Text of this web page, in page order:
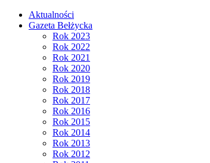
Aktualności
Gazeta Bełżycka
Rok 2023
Rok 2022
Rok 2021
Rok 2020
Rok 2019
Rok 2018
Rok 2017
Rok 2016
Rok 2015
Rok 2014
Rok 2013
Rok 2012